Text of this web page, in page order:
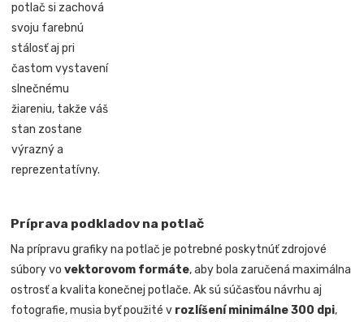
potlač si zachová
svoju farebnú
stálosť aj pri
častom vystavení
slnečnému
žiareniu, takže váš
stan zostane
výrazný a
reprezentatívny.
Príprava podkladov na potlač
Na prípravu grafiky na potlač je potrebné poskytnúť zdrojové
súbory vovektorovom formáte, aby bola zaručená maximálna
ostrosť a kvalita konečnej potlače. Ak sú súčasťou návrhu aj
fotografie, musia byť použité v rozlíšení minimálne 300 dpi,